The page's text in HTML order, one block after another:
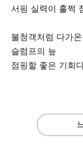
서핑 실력이 훌쩍
불청객처럼 다가온
슬럼프의 늪
점핑할 좋은 기회